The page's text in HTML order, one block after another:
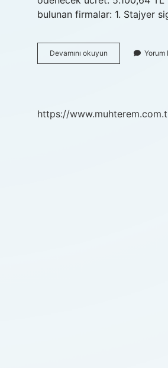
bulunan firmalar: 1. Stajyer
Devamını okuyun
Ci
Kadar
Yorum
https://